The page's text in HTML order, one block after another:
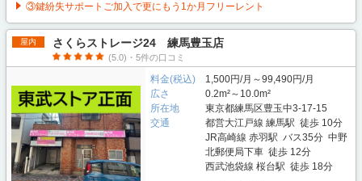
③鍵紛失サポートご加入で更にもう1か月フリーレント
屋内 さくらストレージ24 練馬豊玉店
(5.0)・5件の口コミ
料金(税込)
1,500円/月～99,490円/月
広さ
0.2m²～10.0m²
所在地
東京都練馬区豊玉中3-17-15
交通
都営大江戸線 練馬駅 徒歩 10分
JR高崎線 赤羽駅 バス35分 中野
北郵便局下車 徒歩 12分
西武池袋線 桜台駅 徒歩 18分